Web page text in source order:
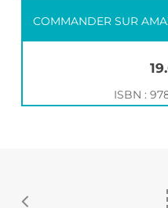
COMMANDER SUR
ISBN :